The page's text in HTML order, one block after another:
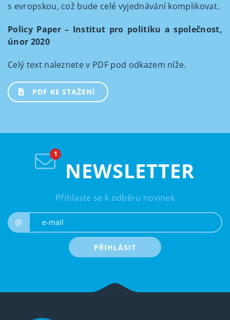
s evropskou, což bude celé vyjednávání komplikovat.
Policy Paper – Institut pro politiku a společnost,
únor 2020
Celý text naleznete v PDF pod odkazem níže.
PDF KE STAŽENÍ
NEWSLETTER
Přihlaste se k odběru novinek
@
PŘIHLÁSIT